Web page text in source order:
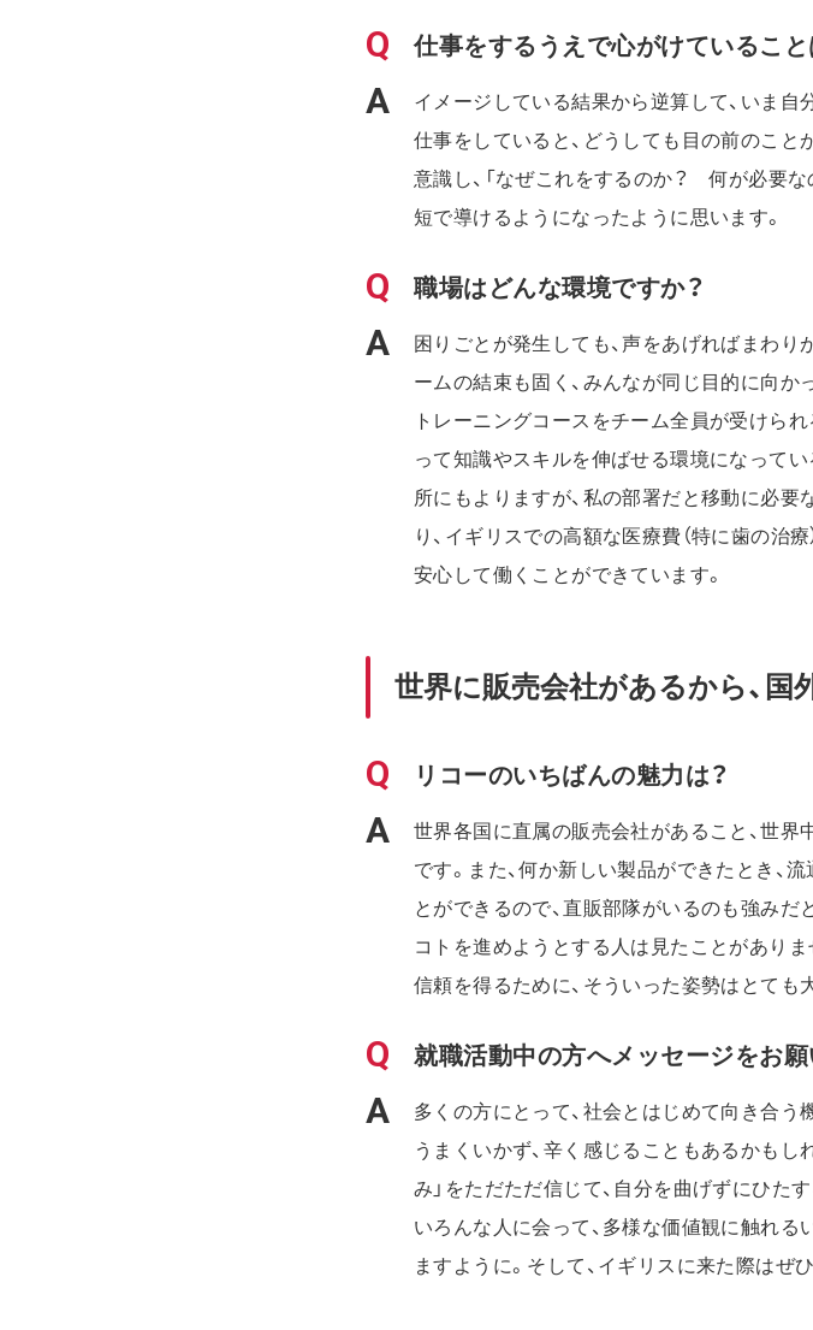
仕事をするうえで心がけていること
イメージしている結果から逆算して、いま
仕事をしていると、どうしても目の前のこと
意識し、「なぜこれをするのか？ 何が必要な
短で導けるようになったように思います。
職場はどんな環境ですか？
困りごとが発生しても、声をあげればまわ
ームの結束も固く、みんなが同じ目的に向か
トレーニングコースをチーム全員が受けら
って知識やスキルを伸ばせる環境になって
所にもよりますが、私の部署だと移動に必
り、イギリスでの高額な医療費（特に歯の治
安心して働くことができています。
世界に販売会社があるから、
リコーのいちばんの魅力は？
世界各国に直属の販売会社があること、世界
です。また、何か新しい製品ができたとき、
とができるので、直販部隊がいるのも強みだ
コトを進めようとする人は見たことがあり
信頼を得るために、そういった姿勢はとても
就職活動中の方へメッセージをお願
多くの方にとって、社会とはじめて向き合う
うまくいかず、辛く感じることもあるかもし
み」をただただ信じて、自分を曲げずにひた
いろんな人に会って、多様な価値観に触れる
ますように。そして、イギリスに来た際はぜひ